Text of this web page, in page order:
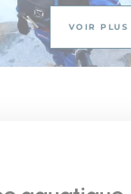
VOIR PLUS